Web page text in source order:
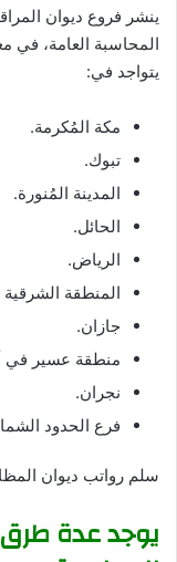
ينشر فروع ديوان
المحاسبة العامة، في
يتواجد في:
مكة المُكرمة.
تبوك.
المدينة المُنورة.
الحائل.
الرياض.
المنطقة
جازان.
منطقة عسير في
نجران.
فرع الحدود
سلم رواتب ديوان
يوجد عدة طرق